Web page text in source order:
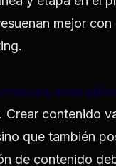
mejor
Crear contenido
que también
de contenido